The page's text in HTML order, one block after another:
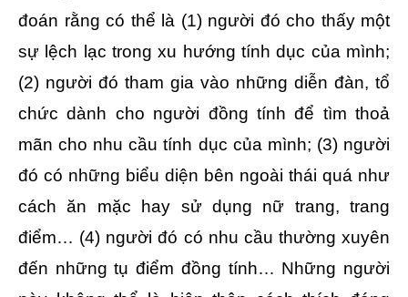
đoán rằng có thể là (1) người đó cho thấy một
sự lệch lạc trong xu hướng tính dục của mình;
(2) người đó tham gia vào những diễn đàn, tổ
chức dành cho người đồng tính để tìm thoả
mãn cho nhu cầu tính dục của mình; (3) người
đó có những biểu diện bên ngoài thái quá như
cách ăn mặc hay sử dụng nữ trang, trang
điểm… (4) người đó có nhu cầu thường xuyên
đến những tụ điểm đồng tính… Những người